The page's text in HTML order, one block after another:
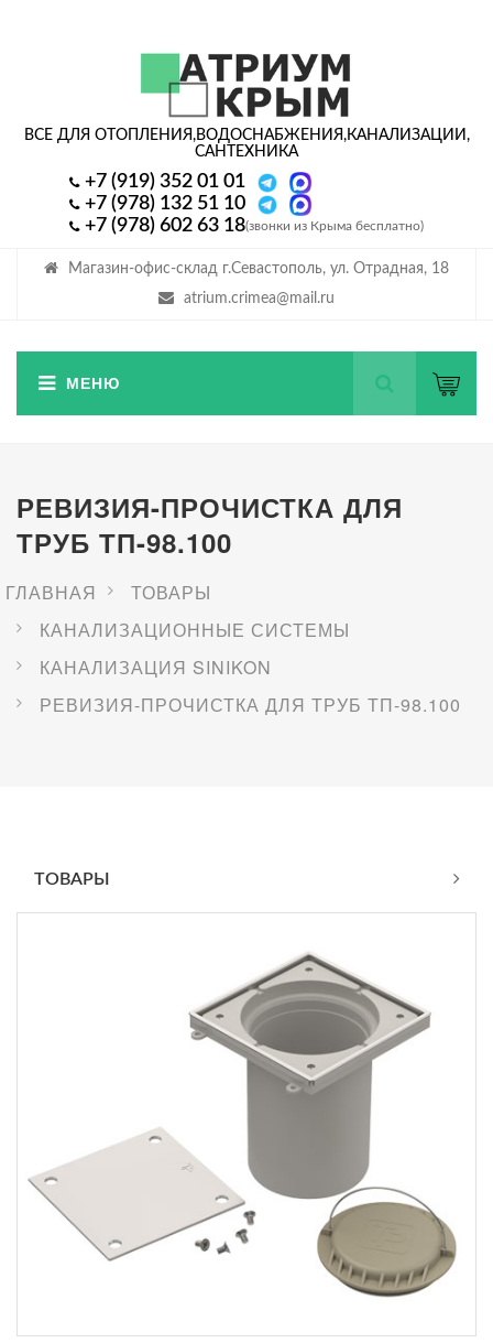
Магазин-офис-склад г.Севастополь, ул. Отрадная, 18
atrium.crimea@mail.ru
ВСЕ ДЛЯ ОТОПЛЕНИЯ,ВОДОСНАБЖЕНИЯ,КАНАЛИЗАЦИИ,
САНТЕХНИКА
+7 (919) 352 01 01
+7 (978) 132 51 10
+7 (978) 602 63 18(звонки из Крыма бесплатно)
РЕВИЗИЯ-ПРОЧИСТКА ДЛЯ
ТРУБ ТП-98.100
ГЛАВНАЯ
ТОВАРЫ
КАНАЛИЗАЦИОННЫЕ СИСТЕМЫ
КАНАЛИЗАЦИЯ SINIKON
РЕВИЗИЯ-ПРОЧИСТКА ДЛЯ ТРУБ ТП-98.100
ТОВАРЫ